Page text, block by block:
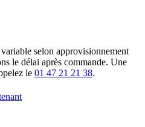
selon approvisionnement
le délai après commande. Une
le 01 47 21 21 38.